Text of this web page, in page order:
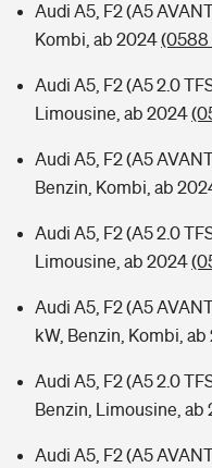
Audi A5, F2 (A5
Kombi, ab 2024(0588
Audi A5, F2 (A5 2.0
Limousine, ab 2024
Audi A5, F2 (A5
Benzin, Kombi, ab
Audi A5, F2 (A5 2.0
Limousine, ab 2024
Audi A5, F2 (A5
kW, Benzin, Kombi,
Audi A5, F2 (A5 2.0
Benzin, Limousine, ab
Audi A5, F2 (A5